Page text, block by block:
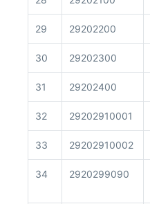
29 29202200
30 29202300
31 29202400
32 29202910001
33 29202910002
34 2920299090